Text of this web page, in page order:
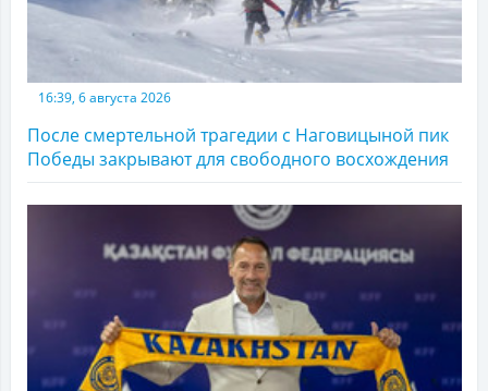
16:39, 6 августа 2026
После смертельной трагедии с Наговицыной пик
Победы закрывают для свободного восхождения